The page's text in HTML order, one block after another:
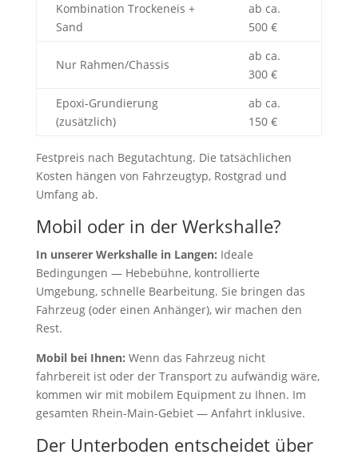
Kombination Trockeneis +
Sand
ab ca.
500 €
Nur Rahmen/Chassis
ab ca.
300 €
Epoxi-Grundierung
(zusätzlich)
ab ca.
150 €
Festpreis nach Begutachtung. Die tatsächlichen
Kosten hängen von Fahrzeugtyp, Rostgrad und
Umfang ab.
Mobil oder in der Werkshalle?
In unserer Werkshalle in Langen: Ideale
Bedingungen — Hebebühne, kontrollierte
Umgebung, schnelle Bearbeitung. Sie bringen das
Fahrzeug (oder einen Anhänger), wir machen den
Rest.
Mobil bei Ihnen: Wenn das Fahrzeug nicht
fahrbereit ist oder der Transport zu aufwändig wäre,
kommen wir mit mobilem Equipment zu Ihnen. Im
gesamten Rhein-Main-Gebiet — Anfahrt inklusive.
Der Unterboden entscheidet über